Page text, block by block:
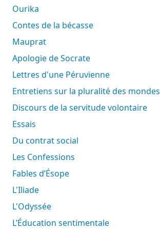
Ourika
Contes de la bécasse
Mauprat
Apologie de Socrate
Lettres d'une Péruvienne
Entretiens sur la pluralité des mondes
Discours de la servitude volontaire
Essais
Du contrat social
Les Confessions
Fables d’Ésope
L'Iliade
L'Odyssée
L’Éducation sentimentale